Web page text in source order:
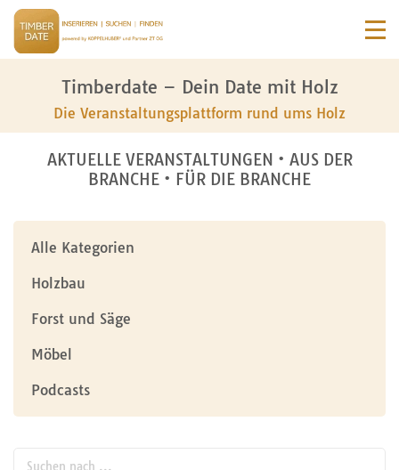
Timberdate – Dein Date mit Holz
Die Veranstaltungsplattform rund ums Holz
AKTUELLE VERANSTALTUNGEN • AUS DER
BRANCHE • FÜR DIE BRANCHE
Alle Kategorien
Holzbau
Forst und Säge
Möbel
Podcasts